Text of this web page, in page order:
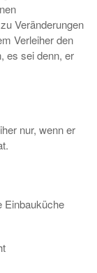
Veränderungen
Verleiher den
es sei denn, er
nur, wenn er
Einbauküche